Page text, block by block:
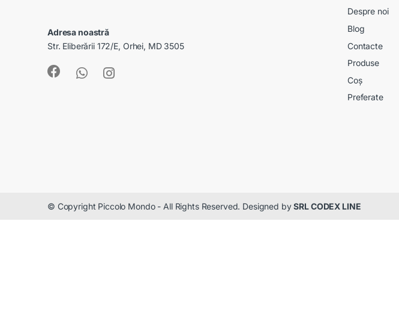
Adresa noastră
Str. Eliberării 172/E, Orhei, MD 3505
Despre noi
Blog
Contacte
Produse
Coș
Preferate
© Copyright Piccolo Mondo - All Rights Reserved. Designed bySRL CODEX LINE